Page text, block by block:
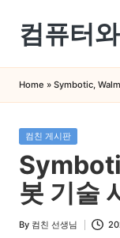
Skip
content
컴퓨터
퓨
터
스
마
트
폰
을
Home » Symbotic,
Posted
in
컴친 게시판
봇 기술
Posted
By 컴친 선생님